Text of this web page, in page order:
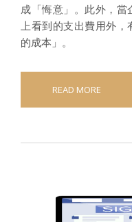
成「悔意」。此外，
上看到的支出費用外
的成本」。
READ MORE